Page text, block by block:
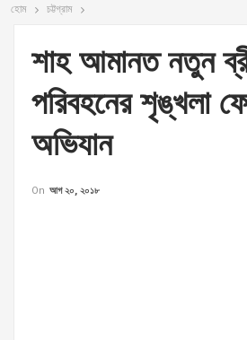
হোম চট্টগ্রাম
শাহ আমানত নতুন
পরিবহনের শৃঙ্খলা
অভিযান
On আগ ২০, ২০১৮